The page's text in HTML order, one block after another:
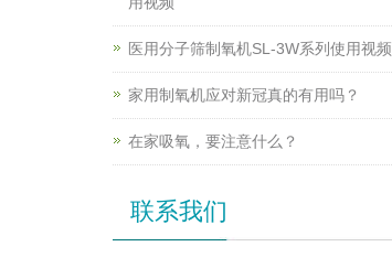
医用分子筛制氧机SL-3W系列使用视频
家用制氧机应对新冠真的有用吗？
在家吸氧，要注意什么？
联系我们